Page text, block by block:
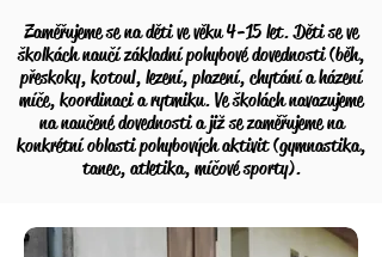
Zaměřujeme se na děti ve věku 4-15 let. Děti se ve
školkách naučí základní pohybové dovednosti (běh,
přeskoky, kotoul, lezení, plazení, chytání a házení
míče, koordinaci a rytmiku. Ve školách navazujeme
na naučené dovednosti a již se zaměřujeme na
konkrétní oblasti pohybových aktivit (gymnastika,
tanec, atletika, míčové sporty).